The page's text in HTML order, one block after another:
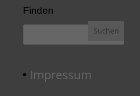
Finden
Impressum